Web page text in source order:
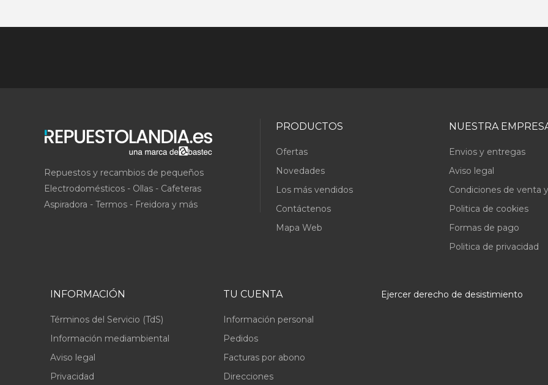
Repuestos y recambios de pequeños
Electrodomésticos - Ollas - Cafeteras
Aspiradora - Termos - Freidora y más
PRODUCTOS
Ofertas
Novedades
Los más vendidos
Contáctenos
Mapa Web
NUESTRA
Envios y entregas
Aviso legal
Condiciones de venta
Politica de cookies
Formas de pago
Politica de privacidad
INFORMACIÓN
Términos del Servicio (TdS)
Información mediambiental
Aviso legal
Privacidad
TU CUENTA
Información personal
Pedidos
Facturas por abono
Direcciones
Ejercer derecho de desistimiento